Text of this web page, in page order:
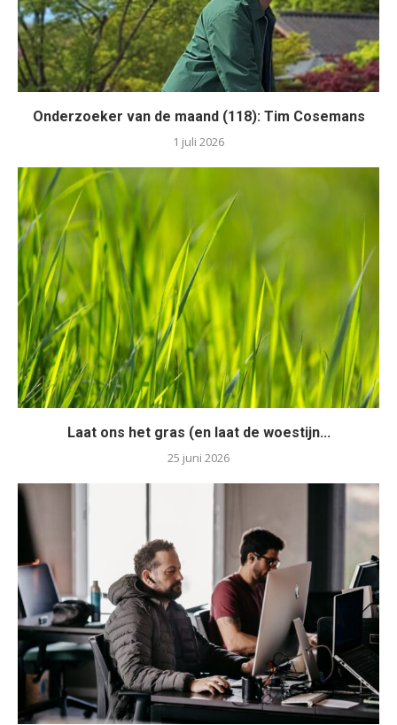
Onderzoeker van de maand (118): Tim Cosemans
1 juli 2026
Laat ons het gras (en laat de woestijn...
25 juni 2026